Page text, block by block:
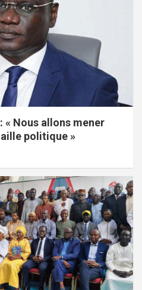
« Nous allons mener
politique »